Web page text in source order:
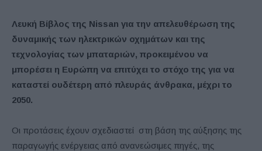
Λευκή Βίβλος της Nissan για την απελευθέρωση της
δυναμικής των ηλεκτρικών οχημάτων και της
τεχνολογίας των μπαταριών, προκειμένου να
μπορέσει η Ευρώπη να επιτύχει το στόχο της για να
καταστεί ουδέτερη από πλευράς άνθρακα, μέχρι το
2050.
Οι προτάσεις έχουν σχεδιαστεί στη βάση της αύξησης της
παραγωγής ενέργειας από ανανεώσιμες πηγές, της